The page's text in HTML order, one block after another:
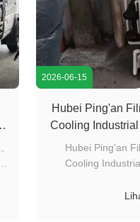
2026-06-15
Hubei Ping'an
Cooling
Hubei Ping'an
Cooling
Film Materials